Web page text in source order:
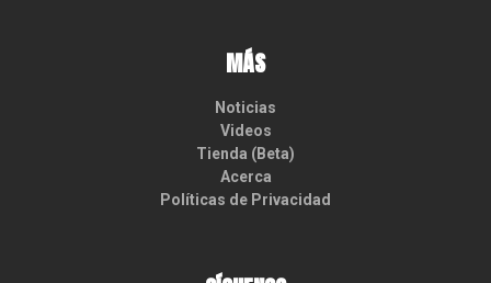
MÁS
Noticias
Videos
Tienda (Beta)
Acerca
Políticas de Privacidad